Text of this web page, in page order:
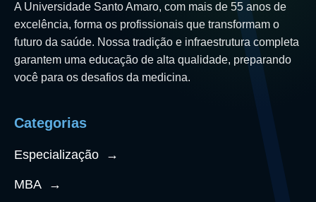
A Universidade Santo Amaro, com mais de 55 anos de
excelência, forma os profissionais que transformam o
futuro da saúde. Nossa tradição e infraestrutura completa
garantem uma educação de alta qualidade, preparando
você para os desafios da medicina.
Categorias
Especialização →
MBA →